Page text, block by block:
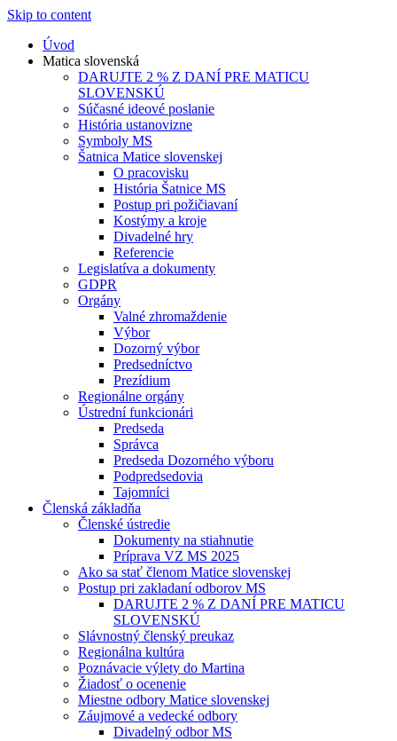
Skip to content
Úvod
Matica slovenská
DARUJTE 2 % Z DANÍ PRE MATICU
SLOVENSKÚ
Súčasné ideové poslanie
História ustanovizne
Symboly MS
Šatnica Matice slovenskej
O pracovisku
História Šatnice MS
Postup pri požičiavaní
Kostýmy a kroje
Divadelné hry
Referencie
Legislatíva a dokumenty
GDPR
Orgány
Valné zhromaždenie
Výbor
Dozorný výbor
Predsedníctvo
Prezídium
Regionálne orgány
Ústrední funkcionári
Predseda
Správca
Predseda Dozorného výboru
Podpredsedovia
Tajomníci
Členská základňa
Členské ústredie
Dokumenty na stiahnutie
Príprava VZ MS 2025
Ako sa stať členom Matice slovenskej
Postup pri zakladaní odborov MS
DARUJTE 2 % Z DANÍ PRE MATICU
SLOVENSKÚ
Slávnostný členský preukaz
Regionálna kultúra
Poznávacie výlety do Martina
Žiadosť o ocenenie
Miestne odbory Matice slovenskej
Záujmové a vedecké odbory
Divadelný odbor MS